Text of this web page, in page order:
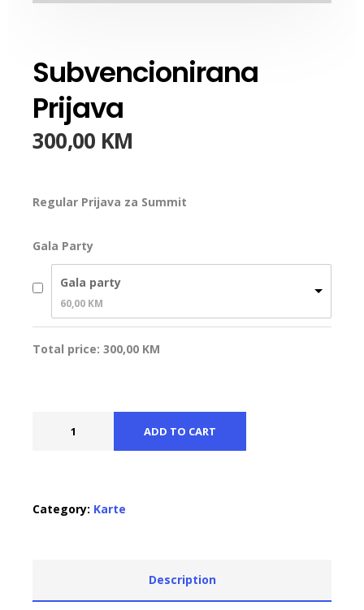
Subvencionirana
Prijava
300,00 KM
Regular Prijava za Summit
Gala Party
Gala party
60,00 KM
Total price: 300,00 KM
ADD TO CART
Category: Karte
Description